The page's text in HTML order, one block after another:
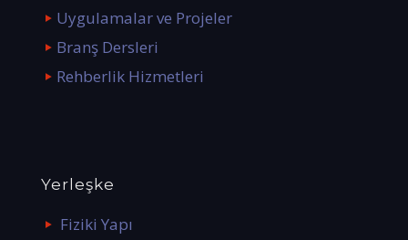
Uygulamalar ve Projeler
Branş Dersleri
Rehberlik Hizmetleri
Yerleşke
Fiziki Yapı